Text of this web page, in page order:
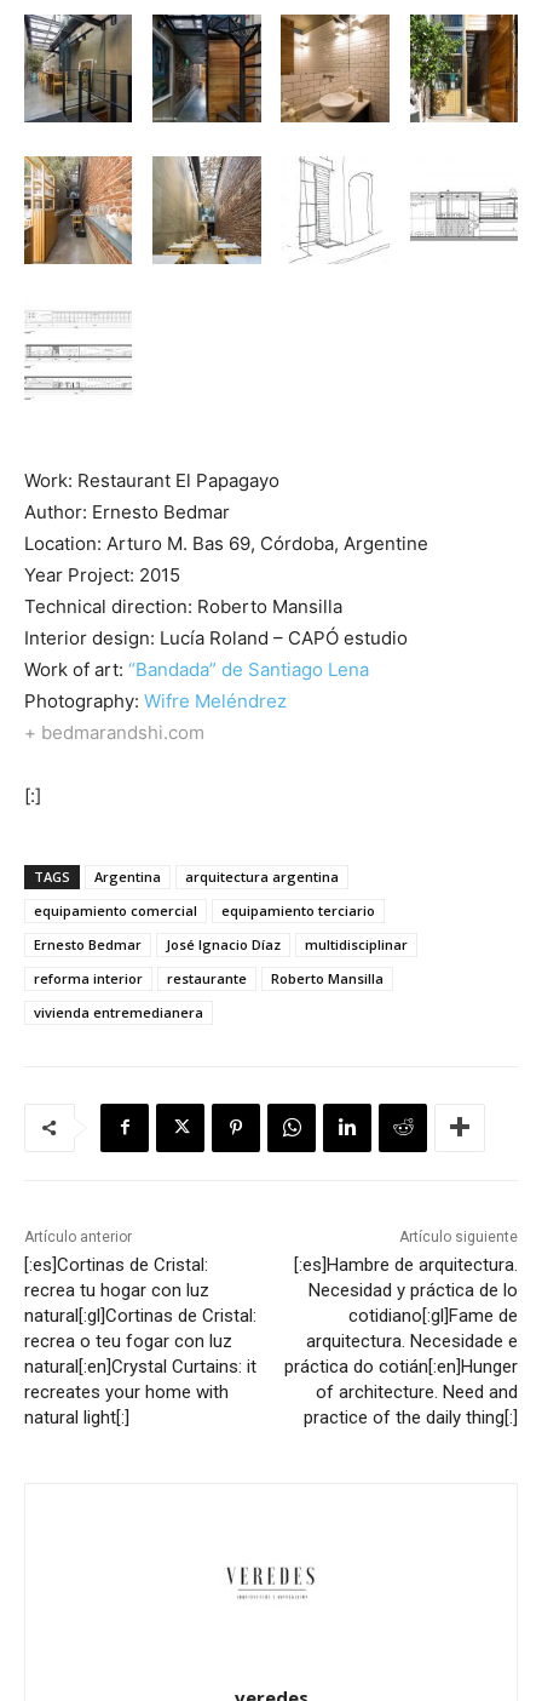
Work: Restaurant El Papagayo
Author: Ernesto Bedmar
Location: Arturo M. Bas 69, Córdoba, Argentine
Year Project: 2015
Technical direction: Roberto Mansilla
Interior design: Lucía Roland – CAPÓ estudio
Work of art: “Bandada” de Santiago Lena
Photography: Wifre Meléndrez
+ bedmarandshi.com
[:]
TAGS Argentina
arquitectura argentina
equipamiento comercial
equipamiento terciario
Ernesto Bedmar
José Ignacio Díaz
multidisciplinar
reforma interior
restaurante
Roberto Mansilla
vivienda entremedianera
Artículo anterior
[:es]Cortinas de Cristal:
recrea tu hogar con luz
natural[:gl]Cortinas de Cristal:
recrea o teu fogar con luz
natural[:en]Crystal Curtains: it
recreates your home with
natural light[:]
Artículo siguiente
[:es]Hambre de arquitectura.
Necesidad y práctica de lo
cotidiano[:gl]Fame de
arquitectura. Necesidade e
práctica do cotián[:en]Hunger
of architecture. Need and
practice of the daily thing[:]